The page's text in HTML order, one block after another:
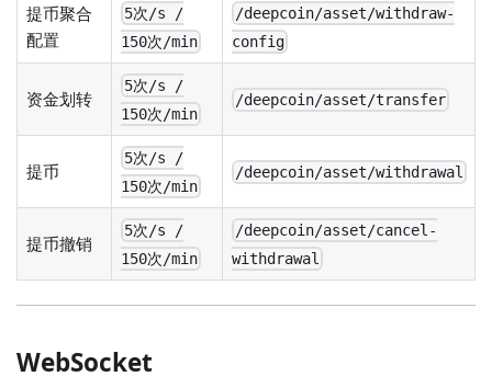
提币聚合
配置
5次/s /
150次/min
/deepcoin/asset/withdraw-
config
资金划转
5次/s /
150次/min
/deepcoin/asset/transfer
提币
5次/s /
150次/min
/deepcoin/asset/withdrawal
提币撤销
5次/s /
150次/min
/deepcoin/asset/cancel-
withdrawal
WebSocket